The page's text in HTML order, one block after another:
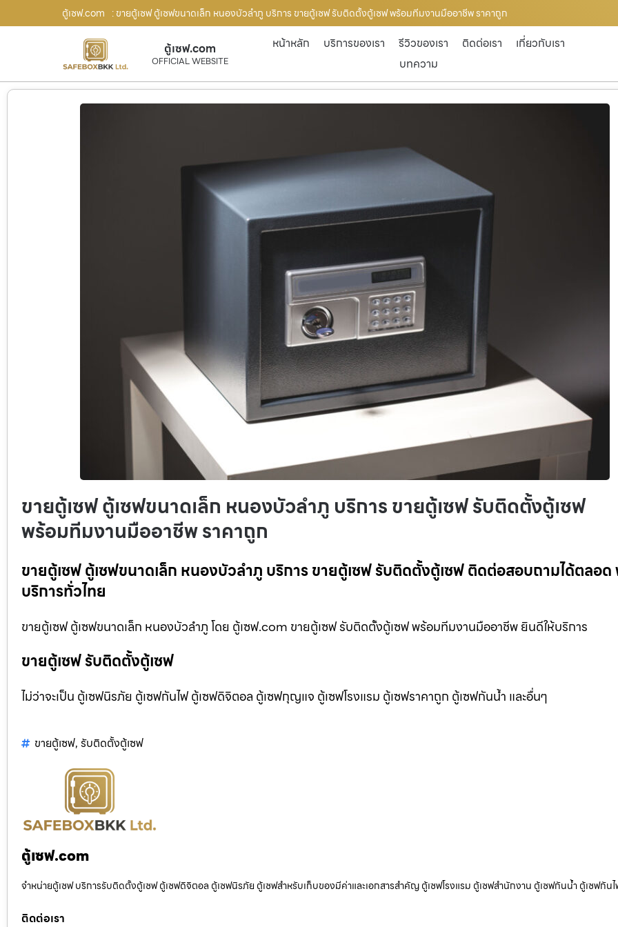
ตู้เซฟ.com : ขายตู้เซฟ ตู้เซฟขนาดเล็ก หนองบัวลำภู บริการ ขายตู้เซฟ รับติดตั้งตู้เซฟ พร้อมทีมงานมืออาชีพ ราคาถูก
ตู้เซฟ.com
OFFICIAL WEBSITE
หน้าหลัก บริการของเรา รีวิวของเรา ติดต่อเรา
เกี่ยวกับเรา
บทความ
ขายตู้เซฟ ตู้เซฟขนาดเล็ก หนองบัวลำภู บริการ ขายตู้เซฟ รับติดตั้งตู้เซฟ
พร้อมทีมงานมืออาชีพ ราคาถูก
ขายตู้เซฟ ตู้เซฟขนาดเล็ก หนองบัวลำภู บริการ ขายตู้เซฟ รับติดตั้งตู้เซฟ ติดต่อสอบถามได้ตลอด
บริการทั่วไทย
ขายตู้เซฟ ตู้เซฟขนาดเล็ก หนองบัวลำภู โดย ตู้เซฟ.com ขายตู้เซฟ รับติดตั้งตู้เซฟ พร้อมทีมงานมืออาชีพ ยินดีให้บริการ
ขายตู้เซฟ รับติดตั้งตู้เซฟ
ไม่ว่าจะเป็น ตู้เซฟนิรภัย ตู้เซฟกันไฟ ตู้เซฟดิจิตอล ตู้เซฟกุญแจ ตู้เซฟโรงแรม ตู้เซฟราคาถูก ตู้เซฟกันน้ำ และอื่นๆ
ขายตู้เซฟ, รับติดตั้งตู้เซฟ
ตู้เซฟ.com
จำหน่ายตู้เซฟ บริการรับติดตั้งตู้เซฟ ตู้เซฟดิจิตอล ตู้เซฟนิรภัย ตู้เซฟสำหรับเก็บของมีค่าและเอกสารสำคัญ ตู้เซฟโรงแรม ตู้เซฟสำนักงาน ตู้เซฟกันน้ำ ตู้เซฟกัน
ติดต่อเรา